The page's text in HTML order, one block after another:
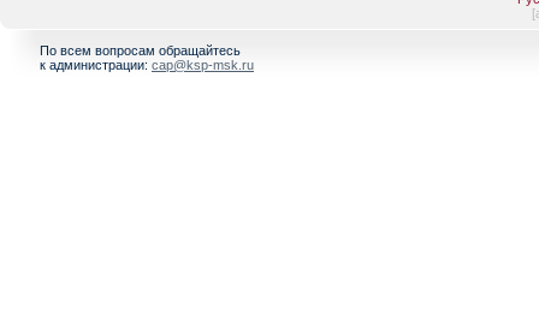
[
По всем вопросам обращайтесь
к администрации: cap@ksp-msk.ru